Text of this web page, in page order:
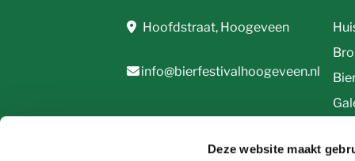
Deze website maakt
Hoofdstraat, Hoogeveen
info@bierfestivalhoogeveen.nl